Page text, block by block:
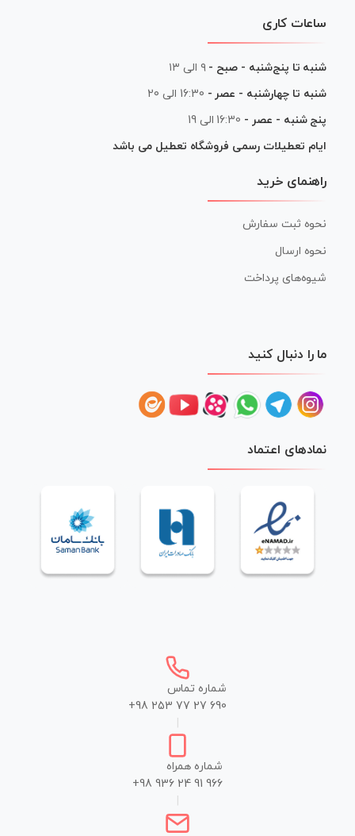
ساعات کاری
شنبه تا پنج‌شنبه - صبح - ۹ الی ۱۳
شنبه تا چهارشنبه - عصر - 16:30 الی 20
پنج شنبه - عصر - 16:30 الی 19
ایام تعطیلات رسمی فروشگاه تعطیل می باشد
راهنمای خرید
نحوه ثبت سفارش
نحوه ارسال
شیوه‌های پرداخت
ما را دنبال کنید
نمادهای اعتماد
شماره تماس
+98 253 77 27 690
شماره همراه
+98 936 24 91 966